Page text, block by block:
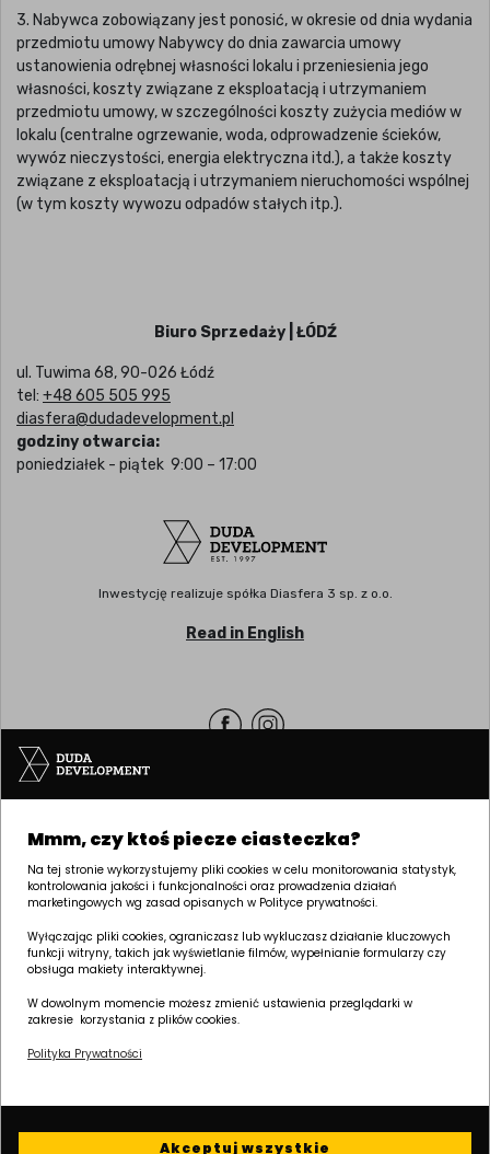
3. Nabywca zobowiązany jest ponosić, w okresie od dnia wydania
przedmiotu umowy Nabywcy do dnia zawarcia umowy
ustanowienia odrębnej własności lokalu i przeniesienia jego
własności, koszty związane z eksploatacją i utrzymaniem
przedmiotu umowy, w szczególności koszty zużycia mediów w
lokalu (centralne ogrzewanie, woda, odprowadzenie ścieków,
wywóz nieczystości, energia elektryczna itd.), a także koszty
związane z eksploatacją i utrzymaniem nieruchomości wspólnej
(w tym koszty wywozu odpadów stałych itp.).
Biuro Sprzedaży | ŁÓDŹ
ul. Tuwima 68, 90-026 Łódź
tel: +48 605 505 995
diasfera@dudadevelopment.pl
godziny otwarcia:
poniedziałek - piątek 9:00 – 17:00
Inwestycję realizuje spółka Diasfera 3 sp. z o.o.
Read in English
Siedziba | POZNAŃ
ul. Palacza 144, 60-278 Poznań
tel: +48 61 646 84 44
biuro@dudadevelopment.pl
marketing@dudadevelopment.pl
fundację:
żużel:
Mmm, czy ktoś piecze ciasteczka?
Na tej stronie wykorzystujemy pliki cookies w celu monitorowania statystyk,
kontrolowania jakości i funkcjonalności oraz prowadzenia działań
marketingowych wg zasad opisanych w Polityce prywatności.
Wyłączając pliki cookies, ograniczasz lub wykluczasz działanie kluczowych
funkcji witryny, takich jak wyświetlanie filmów, wypełnianie formularzy czy
obsługa makiety interaktywnej.
W dowolnym momencie możesz zmienić ustawienia przeglądarki w
zakresie korzystania z plików cookies.
Polityka Prywatności
Akceptuj wszystkie